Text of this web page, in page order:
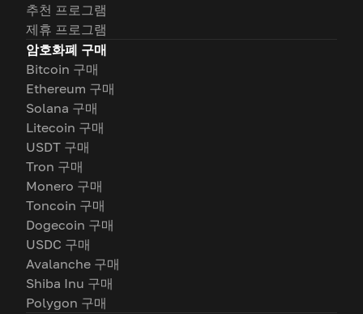
추천 프로그램
제휴 프로그램
암호화폐 구매
Bitcoin 구매
Ethereum 구매
Solana 구매
Litecoin 구매
USDT 구매
Tron 구매
Monero 구매
Toncoin 구매
Dogecoin 구매
USDC 구매
Avalanche 구매
Shiba Inu 구매
Polygon 구매